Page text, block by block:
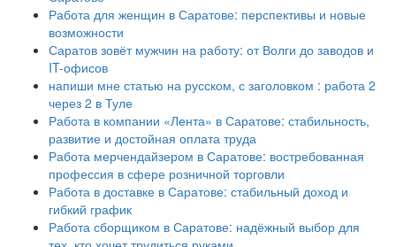
Работа для женщин в Саратове: перспективы и новые
возможности
Саратов зовёт мужчин на работу: от Волги до заводов и
IT-офисов
напиши мне статью на русском, с заголовком : работа 2
через 2 в Туле
Работа в компании «Лента» в Саратове: стабильность,
развитие и достойная оплата труда
Работа мерчендайзером в Саратове: востребованная
профессия в сфере розничной торговли
Работа в доставке в Саратове: стабильный доход и
гибкий график
Работа сборщиком в Саратове: надёжный выбор для